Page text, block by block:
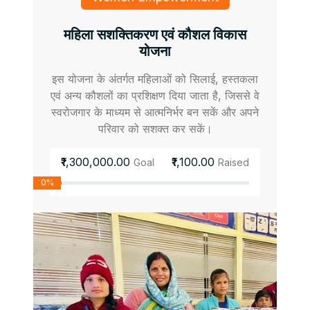
महिला सशक्तिकरण एवं कौशल विकास
योजना
इस योजना के अंतर्गत महिलाओं को सिलाई, हस्तकला
एवं अन्य कौशलों का प्रशिक्षण दिया जाता है, जिससे वे
स्वरोजगार के माध्यम से आत्मनिर्भर बन सकें और अपने
परिवार को सशक्त कर सकें।
₹1,300,000.00 Goal ₹1,100.00 Raised
0%